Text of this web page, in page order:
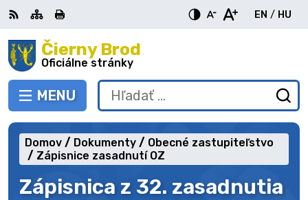
Preskočiť
na
obsah Čierny Brod
Oficiálne stránky
PREPNÚŤ
MENU
RSS MapaTlačiť
EN
English
/ HU
Hľadať:
Zápisnica z 32. zasadnutia
Domov Dokumenty
Obecné zastupiteľstvo
Zápisnice zasadnutí OZ